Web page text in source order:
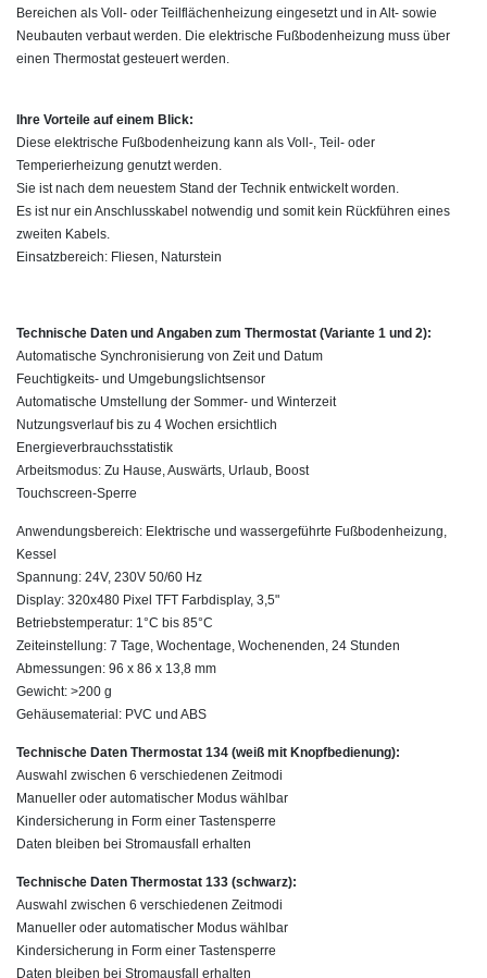
Bereichen als Voll- oder Teilflächenheizung eingesetzt und in Alt- sowie
Neubauten verbaut werden. Die elektrische Fußbodenheizung muss über
einen Thermostat gesteuert werden.
Ihre Vorteile auf einem Blick:
Diese elektrische Fußbodenheizung kann als Voll-, Teil- oder
Temperierheizung genutzt werden.
Sie ist nach dem neuestem Stand der Technik entwickelt worden.
Es ist nur ein Anschlusskabel notwendig und somit kein Rückführen eines
zweiten Kabels.
Einsatzbereich: Fliesen, Naturstein
Technische Daten und Angaben zum Thermostat (Variante 1 und 2):
Automatische Synchronisierung von Zeit und Datum
Feuchtigkeits- und Umgebungslichtsensor
Automatische Umstellung der Sommer- und Winterzeit
Nutzungsverlauf bis zu 4 Wochen ersichtlich
Energieverbrauchsstatistik
Arbeitsmodus: Zu Hause, Auswärts, Urlaub, Boost
Touchscreen-Sperre
Anwendungsbereich: Elektrische und wassergeführte Fußbodenheizung,
Kessel
Spannung: 24V, 230V 50/60 Hz
Display: 320x480 Pixel TFT Farbdisplay, 3,5"
Betriebstemperatur: 1°C bis 85°C
Zeiteinstellung: 7 Tage, Wochentage, Wochenenden, 24 Stunden
Abmessungen: 96 x 86 x 13,8 mm
Gewicht: >200 g
Gehäusematerial: PVC und ABS
Technische Daten Thermostat 134 (weiß mit Knopfbedienung):
Auswahl zwischen 6 verschiedenen Zeitmodi
Manueller oder automatischer Modus wählbar
Kindersicherung in Form einer Tastensperre
Daten bleiben bei Stromausfall erhalten
Technische Daten Thermostat 133 (schwarz):
Auswahl zwischen 6 verschiedenen Zeitmodi
Manueller oder automatischer Modus wählbar
Kindersicherung in Form einer Tastensperre
Daten bleiben bei Stromausfall erhalten